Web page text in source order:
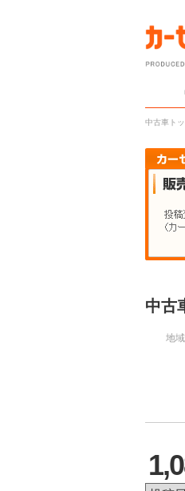
中古車ト
中古
地域